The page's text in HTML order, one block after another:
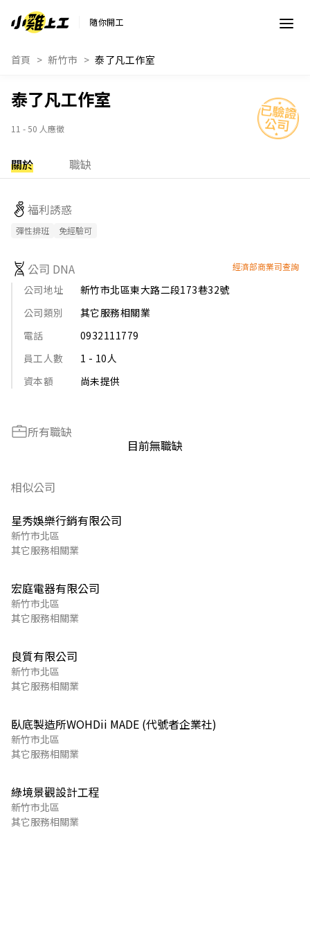
隨你開工
首頁 新竹市 泰了凡工作室
泰了凡工作室
11 - 50 人應徵
關於 職缺
福利誘惑
彈性排班 免經驗可
公司 DNA 經濟部商業司查詢
公司地址
新竹市北區東大路二段173巷32號
公司類別
其它服務相關業
電話
0932111779
員工人數
1 - 10人
資本額
尚未提供
所有職缺
目前無職缺
相似公司
星秀娛樂行銷有限公司
新竹市北區
其它服務相關業
宏庭電器有限公司
新竹市北區
其它服務相關業
良質有限公司
新竹市北區
其它服務相關業
臥底製造所WOHDii MADE (代號者企業社)
新竹市北區
其它服務相關業
綠境景觀設計工程
新竹市北區
其它服務相關業